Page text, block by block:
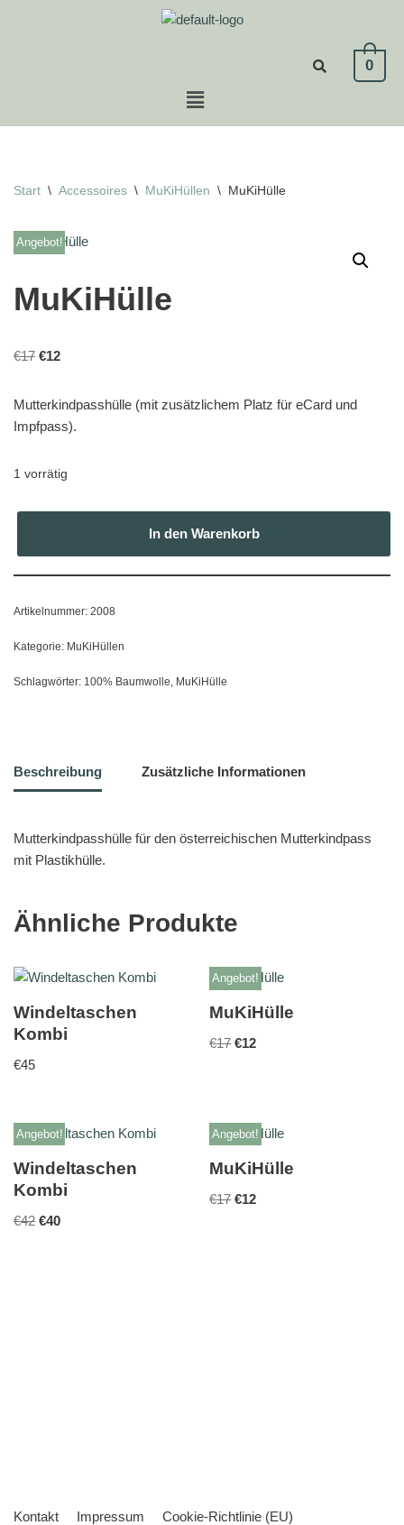
0
Start \ Accessoires \ MuKiHüllen \ MuKiHülle
Angebot!
MuKiHülle
€17 €12
Mutterkindpasshülle (mit zusätzlichem Platz für eCard und
Impfpass).
1 vorrätig
In den Warenkorb
Artikelnummer: 2008
Kategorie: MuKiHüllen
Schlagwörter: 100% Baumwolle, MuKiHülle
Beschreibung Zusätzliche Informationen
Mutterkindpasshülle für den österreichischen Mutterkindpass
mit Plastikhülle.
Ähnliche Produkte
Windeltaschen
Kombi
€45
Angebot!
MuKiHülle
€17 €12
Angebot!
Windeltaschen
Kombi
€42 €40
Angebot!
MuKiHülle
€17 €12
Kontakt Impressum
Cookie-Richtlinie (EU)